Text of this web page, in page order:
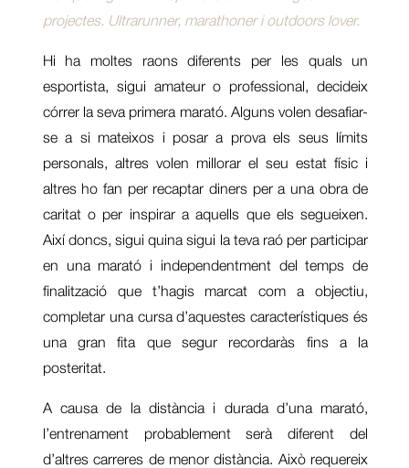
projectes. Ultrarunner, marathoner i outdoors lover.
Hi ha moltes raons diferents per les quals un
esportista, sigui amateur o professional, decideix
córrer la seva primera marató. Alguns volen desafiar-
se a si mateixos i posar a prova els seus límits
personals, altres volen millorar el seu estat físic i
altres ho fan per recaptar diners per a una obra de
caritat o per inspirar a aquells que els segueixen.
Així doncs, sigui quina sigui la teva raó per participar
en una marató i independentment del temps de
finalització que t’hagis marcat com a objectiu,
completar una cursa d’aquestes característiques és
una gran fita que segur recordaràs fins a la
posteritat.
A causa de la distància i durada d’una marató,
l’entrenament probablement serà diferent del
d’altres carreres de menor distància. Això requereix